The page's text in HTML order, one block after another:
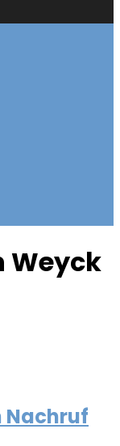
Weyck
Nachruf